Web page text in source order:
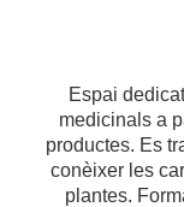
Espai
medicinals a
productes. Es
conèixer les
plantes.